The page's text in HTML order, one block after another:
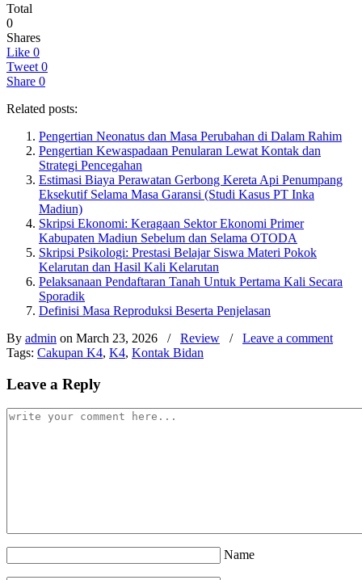
Total
0
Shares
Like 0
Tweet 0
Share 0
Related posts:
Pengertian Neonatus dan Masa Perubahan di Dalam Rahim
Pengertian Kewaspadaan Penularan Lewat Kontak dan
Strategi Pencegahan
Estimasi Biaya Perawatan Gerbong Kereta Api Penumpang
Eksekutif Selama Masa Garansi (Studi Kasus PT Inka
Madiun)
Skripsi Ekonomi: Keragaan Sektor Ekonomi Primer
Kabupaten Madiun Sebelum dan Selama OTODA
Skripsi Psikologi: Prestasi Belajar Siswa Materi Pokok
Kelarutan dan Hasil Kali Kelarutan
Pelaksanaan Pendaftaran Tanah Untuk Pertama Kali Secara
Sporadik
Definisi Masa Reproduksi Beserta Penjelasan
By admin on March 23, 2026 / Review / Leave a comment
Tags: Cakupan K4, K4, Kontak Bidan
Leave a Reply
Name